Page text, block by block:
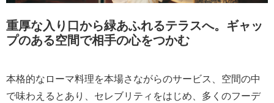
重厚な入り口から緑あふれるテラスへ。ギャッ
プのある空間で相手の心をつかむ
本格的なローマ料理を本場さながらのサービス、空間の中
で味わえるとあり、セレブリティをはじめ、多くのフーデ